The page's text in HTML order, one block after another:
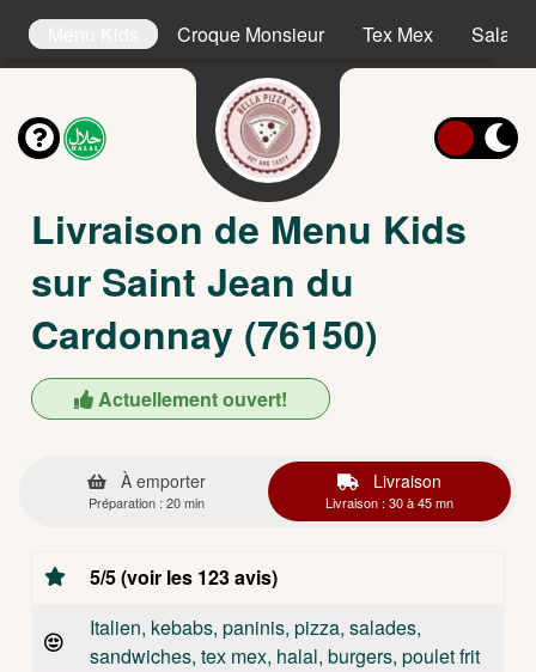
Croque Monsieur Tex Mex
Livraison de Menu Kids
sur Saint Jean du
Cardonnay (76150)
Actuellement ouvert!
À emporter
Préparation : 20 min
Livraison
Livraison : 30 à 45 mn
5/5 (voir les 123 avis)
Italien, kebabs, paninis, pizza, salades,
sandwiches, tex mex, halal, burgers, poulet frit